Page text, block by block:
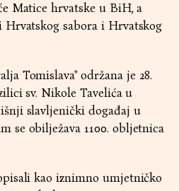
Matice hrvatske u BiH, a
sabora i Hrvatskog
Tomislava" održana je 28.
sv. Nikole Tavelića u
slavljenički događaj u
se obilježava 1100. obljetnica
kao iznimno umjetničko